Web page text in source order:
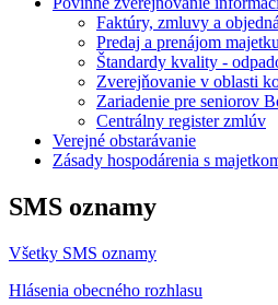
Faktúry, zmluvy a
Predaj a prenájom majetku
Štandardy kvality -
Zverejňovanie v oblasti
Zariadenie pre seniorov
Centrálny register zmlúv
Verejné obstarávanie
Zásady hospodárenia s
SMS oznamy
Všetky SMS oznamy
Hlásenia obecného rozhlasu